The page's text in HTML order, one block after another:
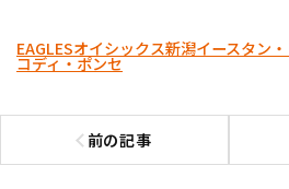
EAGLESオイシックス新潟イースタン
コディ・ポンセ
前の記事
前の記事へ